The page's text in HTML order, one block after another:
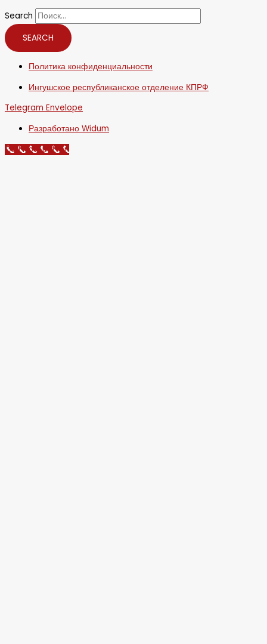
Search
SEARCH
Политика конфиденциальности
Ингушское республиканское отделение КПРФ
Telegram Envelope
Разработано Widum
Call Now Button